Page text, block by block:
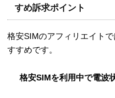
すめ訴求ポイント
格安SIMのアフィリエイト
すすめです。
格安SIMを利用中で電波